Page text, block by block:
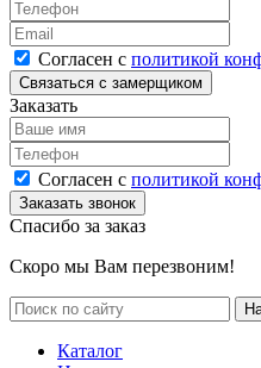
Согласен с политикой
Заказать
Согласен с политикой
Спасибо за заказ
Скоро мы Вам перезвоним!
Каталог